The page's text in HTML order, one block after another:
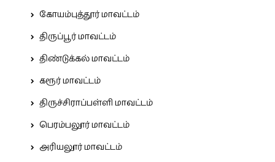
கோயம்புத்தூர் மாவட்டம்
திருப்பூர் மாவட்டம்
திண்டுக்கல் மாவட்டம்
கரூர் மாவட்டம்
திருச்சிராப்பள்ளி மாவட்டம்
பெரம்பலூர் மாவட்டம்
அரியலூர் மாவட்டம்